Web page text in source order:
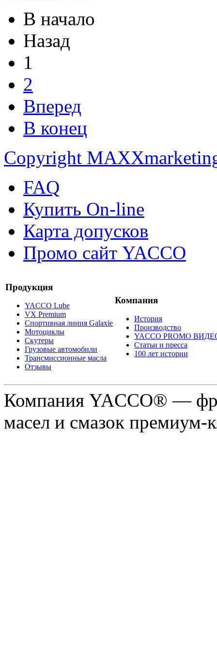
В начало
Назад
1
2
Вперед
В конец
Copyright
FAQ
Купить On-line
Карта допусков
Промо сайт YACCO
Продукция
YACCO Lube
VX Premium
Спортивная линия Galaxie
Мотоциклы
Скутеры
Грузовые автомобили
Трансмиссионные масла
Отзывы
Компания
История
Производство
YACCO PROMO
Статьи и пресса
100 лет истории
Компания YACCO® —
масел и смазок премиум-